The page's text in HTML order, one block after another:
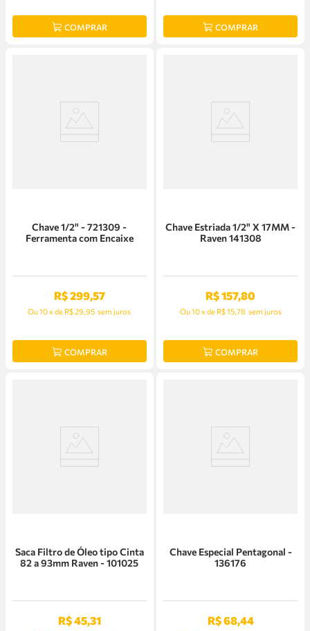
COMPRAR COMPRAR
Chave 1/2" - 721309 -
Ferramenta com Encaixe
R$299,57
Ou10xde R$ 29,95 sem juros
COMPRAR
Chave Estriada 1/2" X 17MM -
Raven 141308
R$157,80
Ou10xde R$ 15,78 sem juros
COMPRAR
Saca Filtro de Óleo tipo Cinta
82 a 93mm Raven - 101025
R$45,31
Chave Especial Pentagonal -
136176
R$68,44